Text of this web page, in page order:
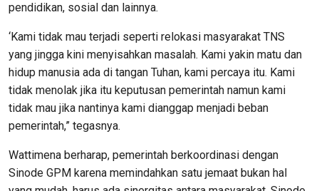
pendidikan, sosial dan lainnya.
‘Kami tidak mau terjadi seperti relokasi masyarakat TNS
yang jingga kini menyisahkan masalah. Kami yakin matu dan
hidup manusia ada di tangan Tuhan, kami percaya itu. Kami
tidak menolak jika itu keputusan pemerintah namun kami
tidak mau jika nantinya kami dianggap menjadi beban
pemerintah,” tegasnya.
Wattimena berharap, pemerintah berkoordinasi dengan
Sinode GPM karena memindahkan satu jemaat bukan hal